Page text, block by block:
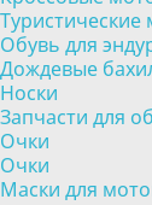
Обувь для
Дождевые
Носки
Запчасти для
Очки
Очки
Маски для